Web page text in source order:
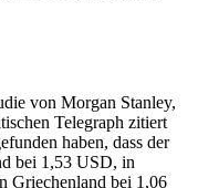
von Morgan Stanley,
Telegraph zitiert
haben, dass der
bei 1,53 USD, in
Griechenland bei 1,06